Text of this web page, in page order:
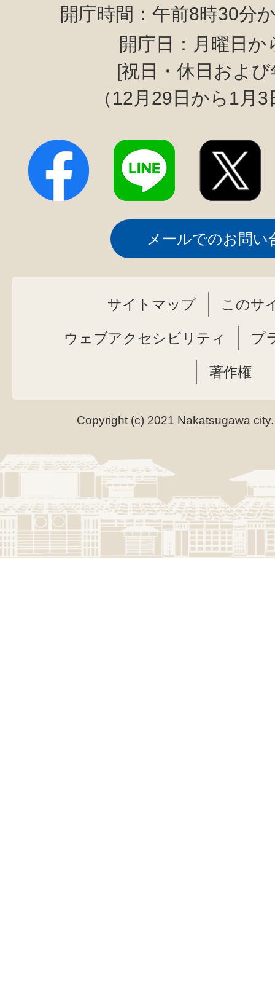
開庁時間：午前8時30分
開庁日：月曜日か
[祝日・休日およ
（12月29日から1月
メールでのお問い
サイトマップ このサ
ウェブアクセシビリティ プ
著作権
Copyright (c) 2021 Nakatsugawa